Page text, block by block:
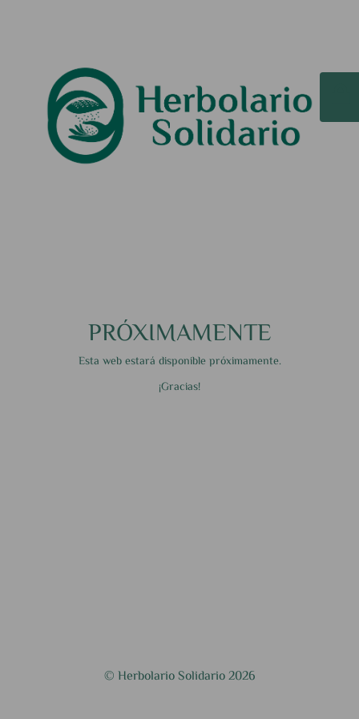
PRÓXIMAMENTE
Esta web estará disponible próximamente.
¡Gracias!
© Herbolario Solidario 2026